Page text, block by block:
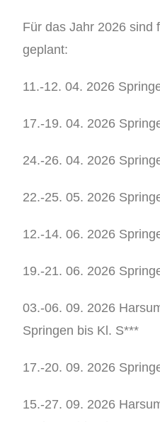
Für das Jahr 2026 sind
geplant:
11.-12. 04. 2026
17.-19. 04. 2026
24.-26. 04. 2026
22.-25. 05. 2026
12.-14. 06. 2026
19.-21. 06. 2026
03.-06. 09. 2026
Springen bis Kl. S***
17.-20. 09. 2026
15.-27. 09. 2026